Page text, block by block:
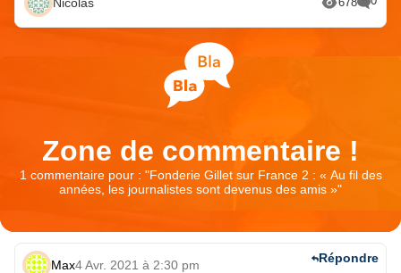
Zone de commentaire !
1 commentaire pour : "Fonderie Gillet sur France 2 : « Au fil des
années, les journalistes sont devenus des amis »"
Max4 Avr. 2021 à 2:30 pm Répondre